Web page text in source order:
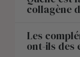
collagène
Les
ont-ils des